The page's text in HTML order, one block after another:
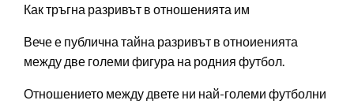
Как тръгна разривът в отношенията им
Вече е публична тайна разривът в отноиенията
между две големи фигура на родния футбол.
Отношението между двете ни най-големи футболни